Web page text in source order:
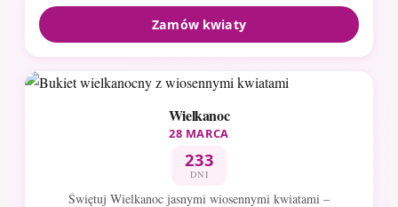
Zamów kwiaty
Wielkanoc
28 MARCA
233
DNI
Świętuj Wielkanoc jasnymi wiosennymi kwiatami –